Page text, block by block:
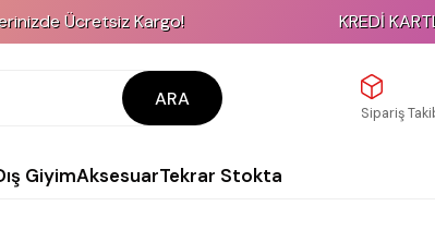
Ücretsiz Kargo! KREDİ
ARA
Sipariş
GiyimAksesuarTekrar Stokta